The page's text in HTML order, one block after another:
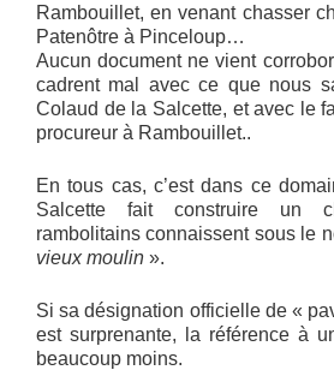
Rambouillet, en venant chasser
Patenôtre à Pinceloup…
Aucun document ne vient
cadrent mal avec ce que nous
Colaud de la Salcette, et avec le
procureur à Rambouillet..
En tous cas, c’est dans ce
Salcette fait construire un
rambolitains connaissent sous le
vieux moulin ».
Si sa désignation officielle de «
est surprenante, la référence à
beaucoup moins.